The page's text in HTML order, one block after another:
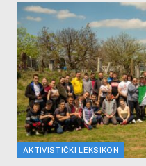
AKTIVISTIČKI LEKSIKON